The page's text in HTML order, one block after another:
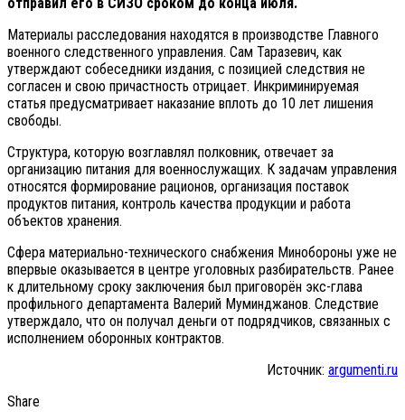
Материалы расследования находятся в производстве Главного
военного следственного управления. Сам Таразевич, как
утверждают собеседники издания, с позицией следствия не
согласен и свою причастность отрицает. Инкриминируемая
статья предусматривает наказание вплоть до 10 лет лишения
свободы.
Структура, которую возглавлял полковник, отвечает за
организацию питания для военнослужащих. К задачам управления
относятся формирование рационов, организация поставок
продуктов питания, контроль качества продукции и работа
объектов хранения.
Сфера материально-технического снабжения Минобороны уже не
впервые оказывается в центре уголовных разбирательств. Ранее
к длительному сроку заключения был приговорён экс-глава
профильного департамента Валерий Муминджанов. Следствие
утверждало, что он получал деньги от подрядчиков, связанных с
исполнением оборонных контрактов.
Источник: argumenti.ru
Share